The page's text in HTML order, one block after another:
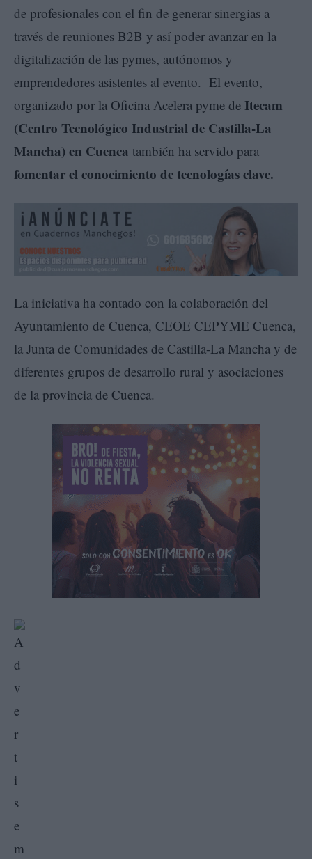
de profesionales con el fin de generar sinergias a
través de reuniones B2B y así poder avanzar en la
digitalización de las pymes, autónomos y
emprendedores asistentes al evento. El evento,
organizado por la Oficina Acelera pyme de Itecam
(Centro Tecnológico Industrial de Castilla-La
Mancha) en Cuenca también ha servido para
fomentar el conocimiento de tecnologías clave.
La iniciativa ha contado con la colaboración del
Ayuntamiento de Cuenca, CEOE CEPYME Cuenca,
la Junta de Comunidades de Castilla-La Mancha y de
diferentes grupos de desarrollo rural y asociaciones
de la provincia de Cuenca.